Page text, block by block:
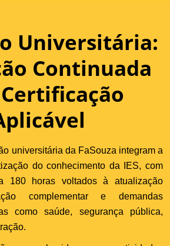
Universitária:
Continuada
universitária da FaSouza integram a
do conhecimento da IES, com
180 horas voltados à atualização
complementar e demandas
como saúde, segurança pública,